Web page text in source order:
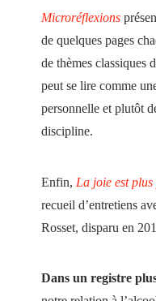
Microréflexions
de quelques pages
de thèmes classiques
peut se lire comme
personnelle et plutôt
discipline.
Enfin, La joie est
recueil d’entretiens
Rosset, disparu en
Dans un registre